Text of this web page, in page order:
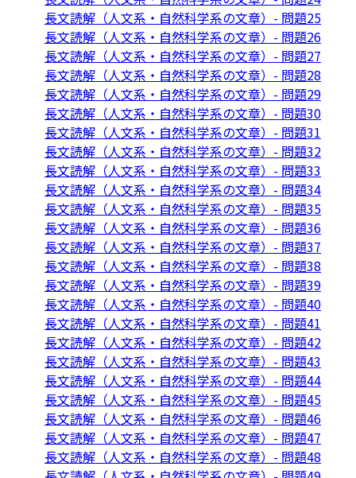
長文読解（人文系・自然科学系の文章）- 問題25
長文読解（人文系・自然科学系の文章）- 問題26
長文読解（人文系・自然科学系の文章）- 問題27
長文読解（人文系・自然科学系の文章）- 問題28
長文読解（人文系・自然科学系の文章）- 問題29
長文読解（人文系・自然科学系の文章）- 問題30
長文読解（人文系・自然科学系の文章）- 問題31
長文読解（人文系・自然科学系の文章）- 問題32
長文読解（人文系・自然科学系の文章）- 問題33
長文読解（人文系・自然科学系の文章）- 問題34
長文読解（人文系・自然科学系の文章）- 問題35
長文読解（人文系・自然科学系の文章）- 問題36
長文読解（人文系・自然科学系の文章）- 問題37
長文読解（人文系・自然科学系の文章）- 問題38
長文読解（人文系・自然科学系の文章）- 問題39
長文読解（人文系・自然科学系の文章）- 問題40
長文読解（人文系・自然科学系の文章）- 問題41
長文読解（人文系・自然科学系の文章）- 問題42
長文読解（人文系・自然科学系の文章）- 問題43
長文読解（人文系・自然科学系の文章）- 問題44
長文読解（人文系・自然科学系の文章）- 問題45
長文読解（人文系・自然科学系の文章）- 問題46
長文読解（人文系・自然科学系の文章）- 問題47
長文読解（人文系・自然科学系の文章）- 問題48